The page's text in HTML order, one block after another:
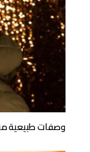
وصفات طبيعية